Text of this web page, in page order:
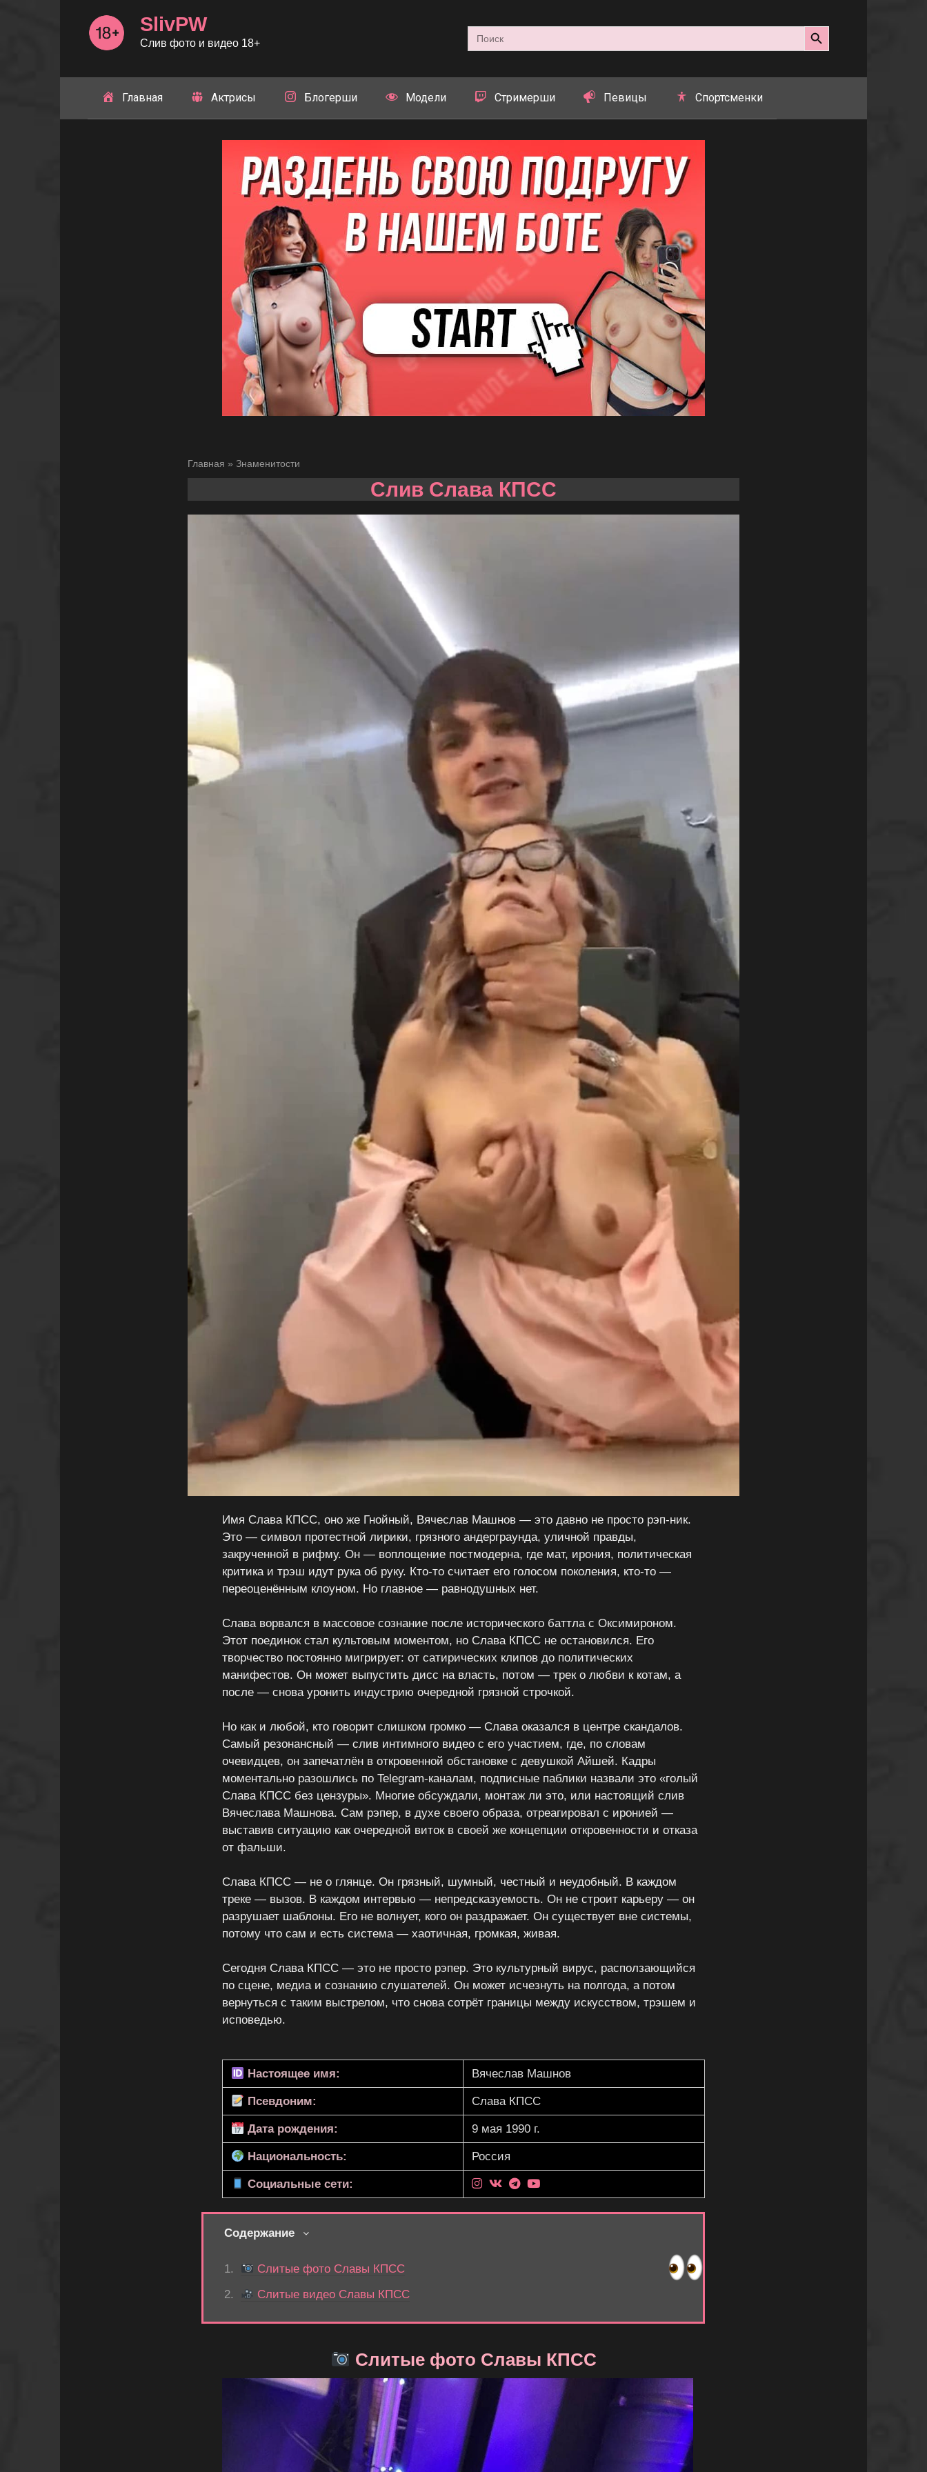
SlivPW
Слив фото и видео 18+
Search
for:
Search Button
Главная Актрисы Блогерши Модели Стримерши Певицы Спортсменки
Главная » Знаменитости
Слив Слава КПСС
Имя Слава КПСС, оно же Гнойный, Вячеслав Машнов — это давно не просто рэп-ник.
Это — символ протестной лирики, грязного андерграунда, уличной правды,
закрученной в рифму. Он — воплощение постмодерна, где мат, ирония, политическая
критика и трэш идут рука об руку. Кто-то считает его голосом поколения, кто-то —
переоценённым клоуном. Но главное — равнодушных нет.
Слава ворвался в массовое сознание после исторического баттла с Оксимироном.
Этот поединок стал культовым моментом, но Слава КПСС не остановился. Его
творчество постоянно мигрирует: от сатирических клипов до политических
манифестов. Он может выпустить дисс на власть, потом — трек о любви к котам, а
после — снова уронить индустрию очередной грязной строчкой.
Но как и любой, кто говорит слишком громко — Слава оказался в центре скандалов.
Самый резонансный — слив интимного видео с его участием, где, по словам
очевидцев, он запечатлён в откровенной обстановке с девушкой Айшей. Кадры
моментально разошлись по Telegram-каналам, подписные паблики назвали это «голый
Слава КПСС без цензуры». Многие обсуждали, монтаж ли это, или настоящий слив
Вячеслава Машнова. Сам рэпер, в духе своего образа, отреагировал с иронией —
выставив ситуацию как очередной виток в своей же концепции откровенности и отказа
от фальши.
Слава КПСС — не о глянце. Он грязный, шумный, честный и неудобный. В каждом
треке — вызов. В каждом интервью — непредсказуемость. Он не строит карьеру — он
разрушает шаблоны. Его не волнует, кого он раздражает. Он существует вне системы,
потому что сам и есть система — хаотичная, громкая, живая.
Сегодня Слава КПСС — это не просто рэпер. Это культурный вирус, расползающийся
по сцене, медиа и сознанию слушателей. Он может исчезнуть на полгода, а потом
вернуться с таким выстрелом, что снова сотрёт границы между искусством, трэшем и
исповедью.
Настоящее имя: Вячеслав Машнов
Псевдоним: Слава КПСС
Дата рождения: 9 мая 1990 г.
Национальность: Россия
Социальные сети:
Содержание
Слитые фото Славы КПСС
Слитые видео Славы КПСС
Слитые фото Славы КПСС